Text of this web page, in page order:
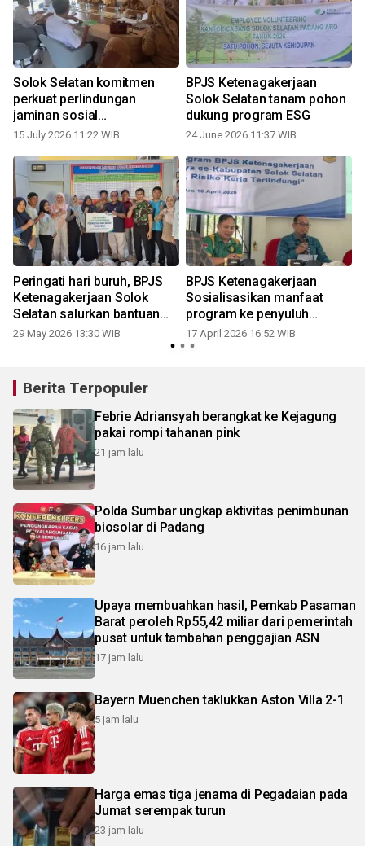
Solok Selatan komitmen
perkuat perlindungan
jaminan sosial
ketenagakerjaan
15 July 2026 11:22 WIB
BPJS Ketenagakerjaan
Solok Selatan tanam pohon
dukung program ESG
24 June 2026 11:37 WIB
Peringati hari buruh, BPJS
Ketenagakerjaan Solok
Selatan salurkan bantuan
sembako
29 May 2026 13:30 WIB
BPJS Ketenagakerjaan
Sosialisasikan manfaat
program ke penyuluh
swadaya
17 April 2026 16:52 WIB
Berita Terpopuler
Febrie Adriansyah berangkat ke Kejagung
pakai rompi tahanan pink
21 jam lalu
Polda Sumbar ungkap aktivitas penimbunan
biosolar di Padang
16 jam lalu
Upaya membuahkan hasil, Pemkab Pasaman
Barat peroleh Rp55,42 miliar dari pemerintah
pusat untuk tambahan penggajian ASN
17 jam lalu
Bayern Muenchen taklukkan Aston Villa 2-1
5 jam lalu
Harga emas tiga jenama di Pegadaian pada
Jumat serempak turun
23 jam lalu